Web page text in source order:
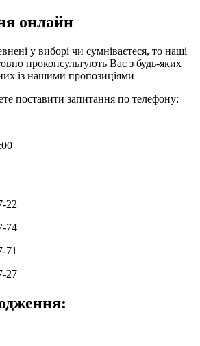
онлайн
у виборі чи сумніваєтеся, то наші
проконсультують Вас з будь-яких
із нашими пропозиціями
поставити запитання по телефону:
22
74
71
27